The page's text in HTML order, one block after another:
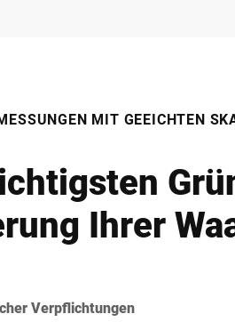
MIT GEEICHTEN
Ihrer
Verpflichtungen